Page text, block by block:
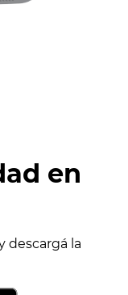
en
descargá la